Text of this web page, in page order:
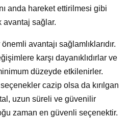
anda hareket ettirilmesi gibi
avantaj sağlar.
avantajı sağlamlıklarıdır.
karşı dayanıklıdırlar ve
düzeyde etkilenirler.
cazip olsa da kırılgan
uzun süreli ve güvenilir
zaman en güvenli seçenektir.